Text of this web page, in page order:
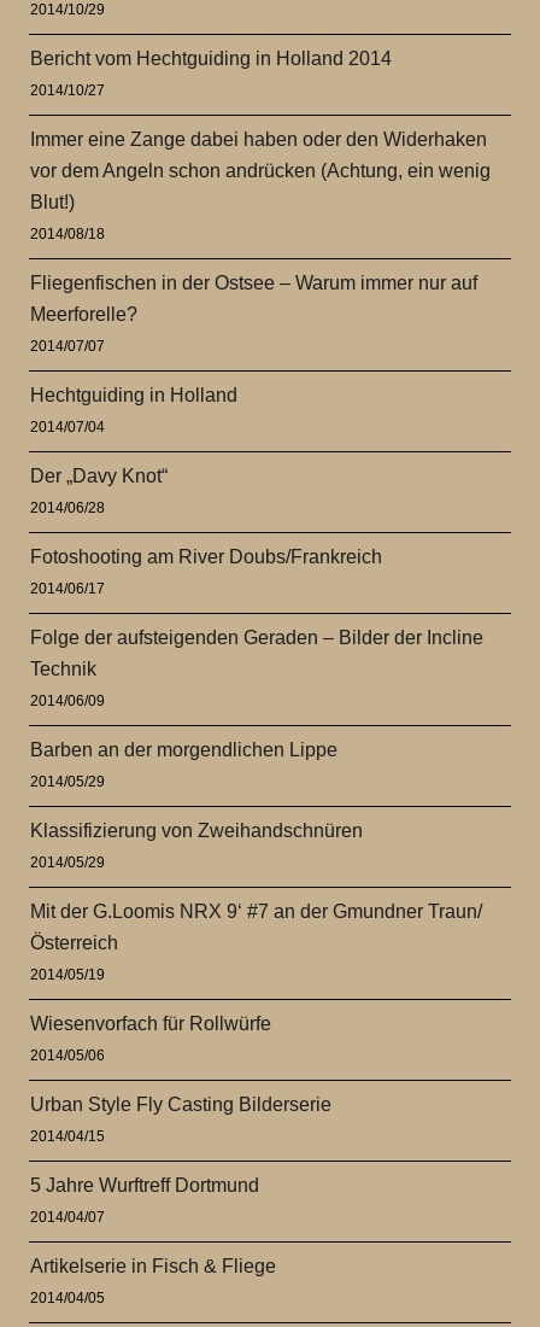
2014/10/29
Bericht vom Hechtguiding in Holland 2014
2014/10/27
Immer eine Zange dabei haben oder den Widerhaken
vor dem Angeln schon andrücken (Achtung, ein wenig
Blut!)
2014/08/18
Fliegenfischen in der Ostsee – Warum immer nur auf
Meerforelle?
2014/07/07
Hechtguiding in Holland
2014/07/04
Der „Davy Knot“
2014/06/28
Fotoshooting am River Doubs/Frankreich
2014/06/17
Folge der aufsteigenden Geraden – Bilder der Incline
Technik
2014/06/09
Barben an der morgendlichen Lippe
2014/05/29
Klassifizierung von Zweihandschnüren
2014/05/29
Mit der G.Loomis NRX 9‘ #7 an der Gmundner Traun/
Österreich
2014/05/19
Wiesenvorfach für Rollwürfe
2014/05/06
Urban Style Fly Casting Bilderserie
2014/04/15
5 Jahre Wurftreff Dortmund
2014/04/07
Artikelserie in Fisch & Fliege
2014/04/05